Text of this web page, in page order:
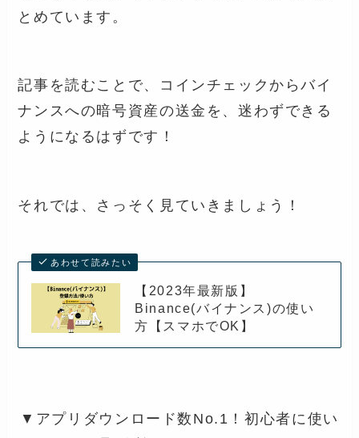
とめています。
記事を読むことで、コインチェックからバイ
ナンスへの暗号資産の送金を、迷わずできる
ようになるはずです！
それでは、さっそく見ていきましょう！
あわせて読みたい
【2023年最新版】
Binance(バイナンス)の使い
方【スマホでOK】
▼アプリダウンロード数No.1！初心者に使い